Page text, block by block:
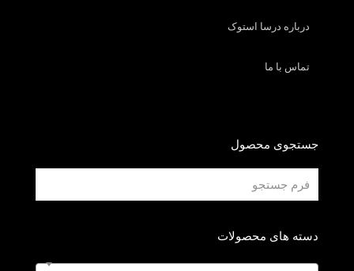
درباره درسا استوک
تماس با ما
جستجوی محصول
دسته های محصولات